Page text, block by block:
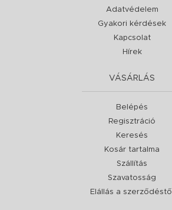
Adatvédelem
Gyakori kérdések
Kapcsolat
Hírek
VÁSÁRLÁS
Belépés
Regisztráció
Keresés
Kosár tartalma
Szállítás
Szavatosság
Elállás a szerződéstől